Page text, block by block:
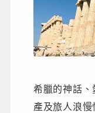
希臘的神話、
產及旅人浪